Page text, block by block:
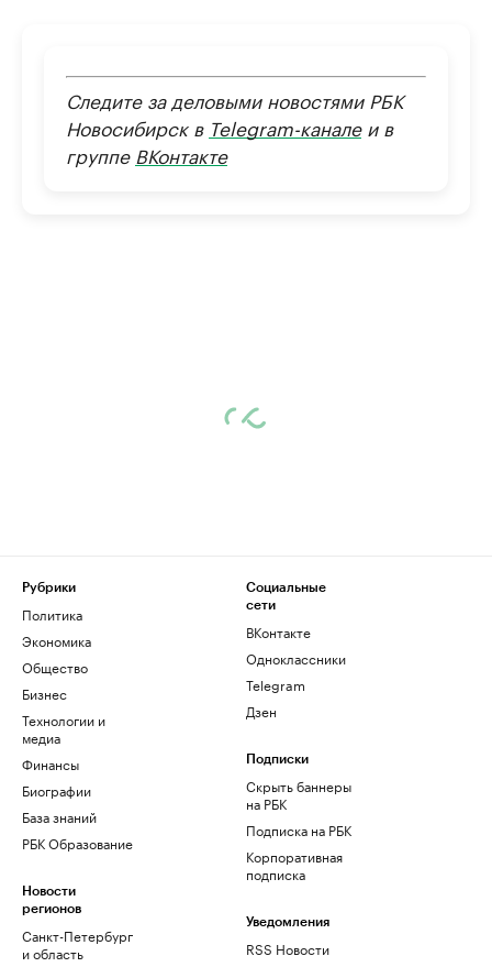
Следите за деловыми новостями РБК
Новосибирск в Telegram-каналеи в
группе ВКонтакте
Рубрики
Политика
Экономика
Общество
Бизнес
Технологии и
медиа
Финансы
Биографии
База знаний
РБК Образование
Новости
регионов
Санкт-Петербург
и область
Социальные
сети
ВКонтакте
Одноклассники
Telegram
Дзен
Подписки
Скрыть баннеры
на РБК
Подписка на РБК
Корпоративная
подписка
Уведомления
RSS Новости